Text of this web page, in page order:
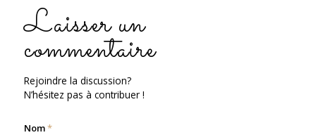
Laisser un
commentaire
Rejoindre la discussion?
N’hésitez pas à contribuer !
Nom*